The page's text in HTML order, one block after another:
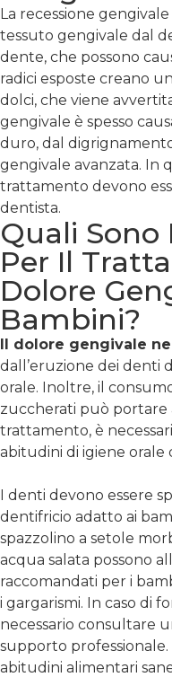
La recessione
tessuto gengivale dal
dente, che possono
radici esposte creano
dolci, che viene
gengivale è spesso
duro, dal
gengivale avanzata. In
trattamento devono
dentista.
Quali
Per Il
Dolore
Bambini?
Il dolore gengivale
dall’eruzione dei denti
orale. Inoltre, il
zuccherati può portare
trattamento, è
abitudini di igiene orale
I denti devono essere
dentifricio adatto ai
spazzolino a setole
acqua salata possono
raccomandati per i
i gargarismi. In caso di
necessario consultare
supporto
abitudini alimentari